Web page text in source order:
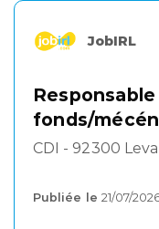
JobIRL
fonds/
CDI - 92300
Publiée le 21/07/